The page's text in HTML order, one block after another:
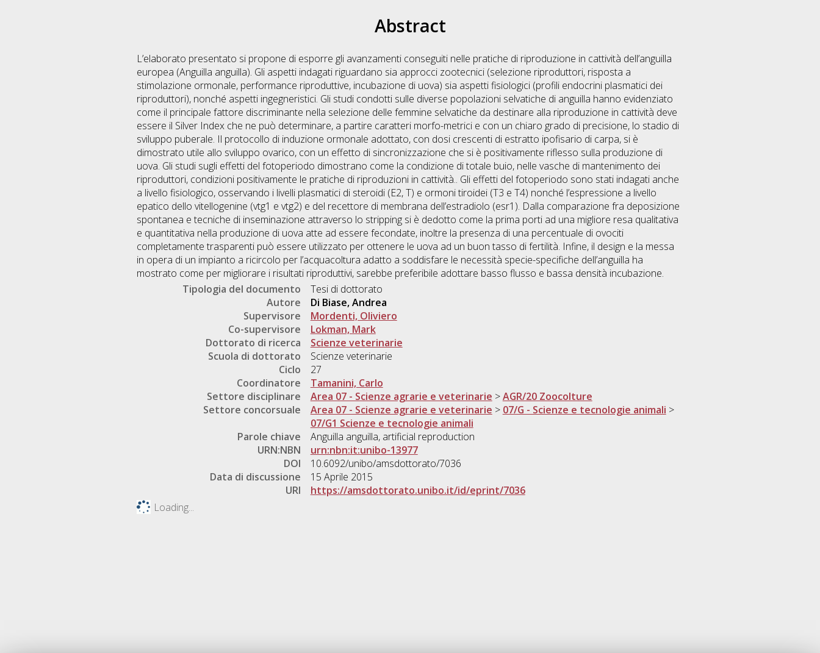
Abstract
L’elaborato presentato si propone di esporre gli avanzamenti conseguiti nelle pratiche di riproduzione in cattività dell’anguilla
europea (Anguilla anguilla). Gli aspetti indagati riguardano sia approcci zootecnici (selezione riproduttori, risposta a
stimolazione ormonale, performance riproduttive, incubazione di uova) sia aspetti fisiologici (profili endocrini plasmatici dei
riproduttori), nonché aspetti ingegneristici. Gli studi condotti sulle diverse popolazioni selvatiche di anguilla hanno evidenziato
come il principale fattore discriminante nella selezione delle femmine selvatiche da destinare alla riproduzione in cattività deve
essere il Silver Index che ne può determinare, a partire caratteri morfo-metrici e con un chiaro grado di precisione, lo stadio di
sviluppo puberale. Il protocollo di induzione ormonale adottato, con dosi crescenti di estratto ipofisario di carpa, si è
dimostrato utile allo sviluppo ovarico, con un effetto di sincronizzazione che si è positivamente riflesso sulla produzione di
uova. Gli studi sugli effetti del fotoperiodo dimostrano come la condizione di totale buio, nelle vasche di mantenimento dei
riproduttori, condizioni positivamente le pratiche di riproduzioni in cattività.. Gli effetti del fotoperiodo sono stati indagati anche
a livello fisiologico, osservando i livelli plasmatici di steroidi (E2, T) e ormoni tiroidei (T3 e T4) nonché l’espressione a livello
epatico dello vitellogenine (vtg1 e vtg2) e del recettore di membrana dell’estradiolo (esr1). Dalla comparazione fra deposizione
spontanea e tecniche di inseminazione attraverso lo stripping si è dedotto come la prima porti ad una migliore resa qualitativa
e quantitativa nella produzione di uova atte ad essere fecondate, inoltre la presenza di una percentuale di ovociti
completamente trasparenti può essere utilizzato per ottenere le uova ad un buon tasso di fertilità. Infine, il design e la messa
in opera di un impianto a ricircolo per l’acquacoltura adatto a soddisfare le necessità specie-specifiche dell’anguilla ha
mostrato come per migliorare i risultati riproduttivi, sarebbe preferibile adottare basso flusso e bassa densità incubazione.
Tipologia del documento
Tesi di dottorato
Autore
Di Biase, Andrea
Supervisore
Mordenti, Oliviero
Co-supervisore
Lokman, Mark
Dottorato di ricerca
Scienze veterinarie
Scuola di dottorato
Scienze veterinarie
Ciclo
27
Coordinatore
Tamanini, Carlo
Settore disciplinare
Area 07 - Scienze agrarie e veterinarie >AGR/20 Zoocolture
Settore concorsuale
Area 07 - Scienze agrarie e veterinarie > 07/G - Scienze e tecnologie animali >
07/G1 Scienze e tecnologie animali
Parole chiave
Anguilla anguilla, artificial reproduction
URN:NBN
urn:nbn:it:unibo-13977
DOI
10.6092/unibo/amsdottorato/7036
Data di discussione
15 Aprile 2015
URI
https://amsdottorato.unibo.it/id/eprint/7036
Loading...